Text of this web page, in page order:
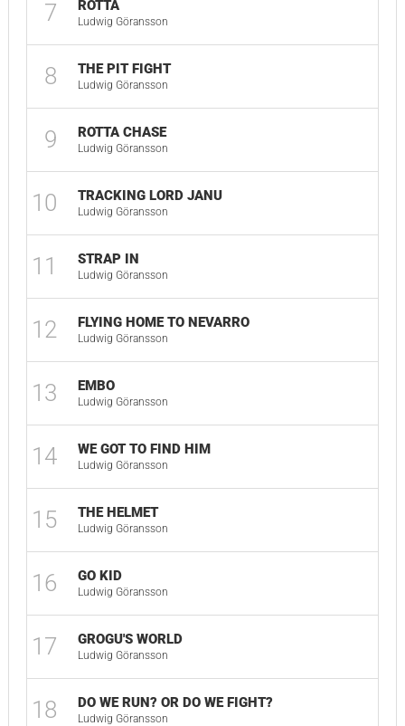
7 ROTTA
Ludwig Göransson
8 THE PIT FIGHT
Ludwig Göransson
9 ROTTA CHASE
Ludwig Göransson
10 TRACKING LORD JANU
Ludwig Göransson
11 STRAP IN
Ludwig Göransson
12 FLYING HOME TO NEVARRO
Ludwig Göransson
13 EMBO
Ludwig Göransson
14 WE GOT TO FIND HIM
Ludwig Göransson
15 THE HELMET
Ludwig Göransson
16 GO KID
Ludwig Göransson
17 GROGU'S WORLD
Ludwig Göransson
18 DO WE RUN? OR DO WE FIGHT?
Ludwig Göransson